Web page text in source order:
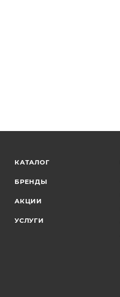
КАТАЛОГ
БРЕНДЫ
АКЦИИ
УСЛУГИ